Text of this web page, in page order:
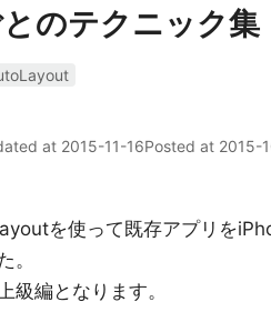
のテクニック集
at 2015-11-16Posted at 2015-
を使って既存アプリを
。
級編となります。